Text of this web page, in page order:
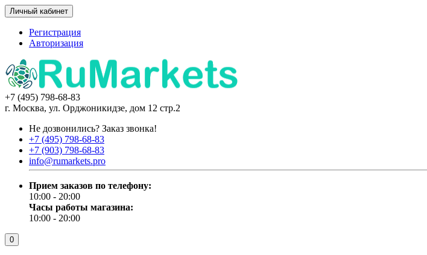
Личный кабинет
Регистрация
Авторизация
+7 (495) 798-68-83
г. Москва, ул. Орджоникидзе, дом 12 стр.2
Не дозвонились? Заказ звонка!
+7 (495) 798-68-83
+7 (903) 798-68-83
info@rumarkets.pro
Прием заказов по телефону:
10:00 - 20:00
Часы работы магазина:
10:00 - 20:00
0